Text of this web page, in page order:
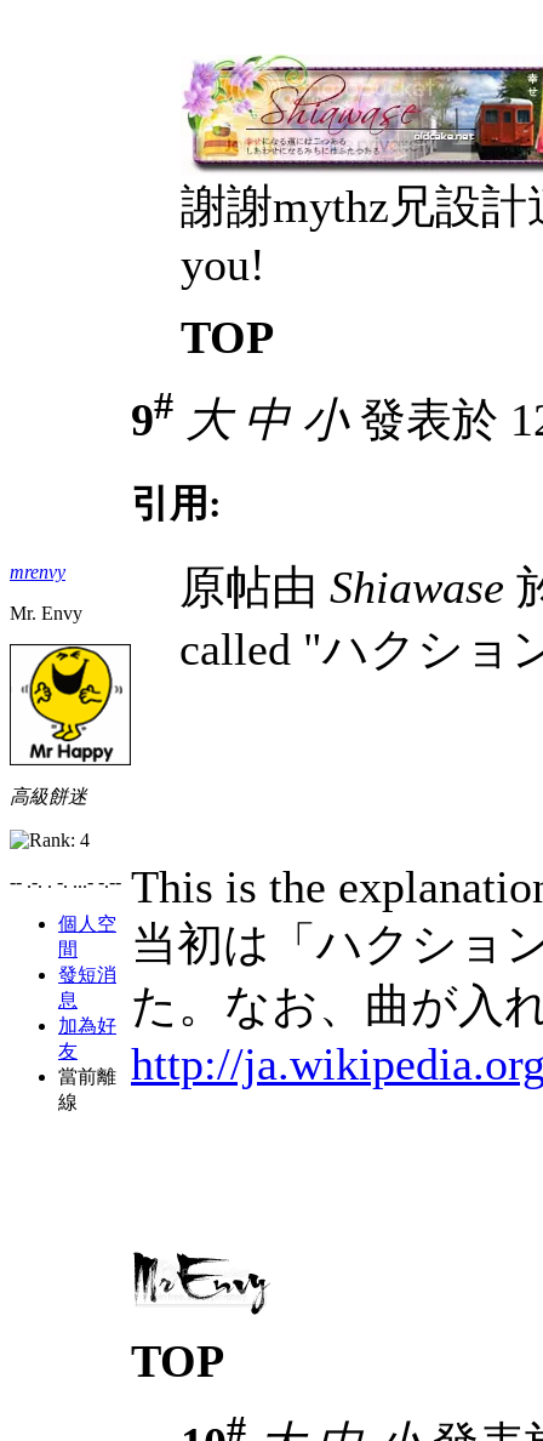
謝謝mythz兄設
you!
TOP
mrenvy
Mr. Envy
高級餅迷
-- .-. . -. ...- -.--
個人空
間
發短消
息
加為好
友
當前離
線
9# 大 中 小發表於
引用:
原帖由 Shiawase
called "ハクショ
This is the
当初は「ハクショ
た。なお、曲が入
http://
TOP
#